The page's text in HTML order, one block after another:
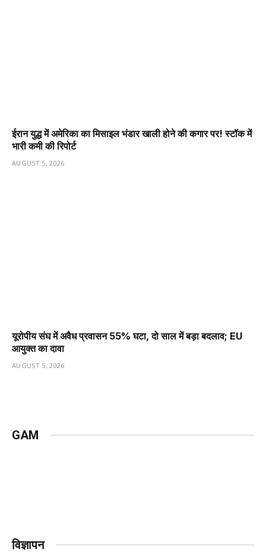
ईरान युद्ध में अमेरिका का मिसाइल भंडार खाली होने की कगार पर! स्टॉक में
भारी कमी की रिपोर्ट
AUGUST 5, 2026
यूरोपीय संघ में अवैध प्रवासन 55% घटा, दो साल में बड़ा बदलाव; EU
आयुक्त का दावा
AUGUST 5, 2026
GAM
विज्ञापन